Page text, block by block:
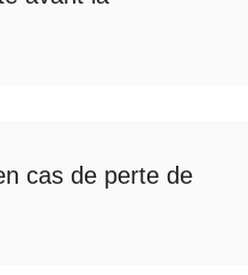
cas de perte de